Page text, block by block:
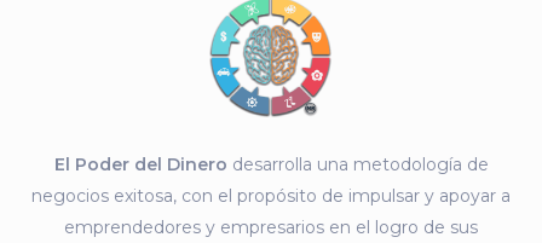
El Poder del Dinero desarrolla una metodología de
negocios exitosa, con el propósito de impulsar y apoyar a
emprendedores y empresarios en el logro de sus